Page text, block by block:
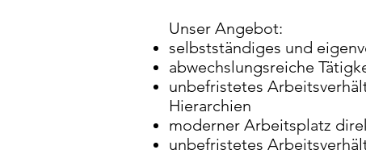
Unser Angebot:
selbstständiges und
abwechslungsreiche
unbefristetes
Hierarchien
moderner Arbeitsplatz
unbefristetes